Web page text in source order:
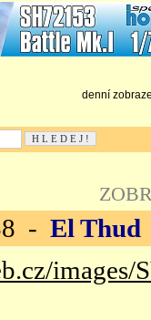
denní
- El Thud